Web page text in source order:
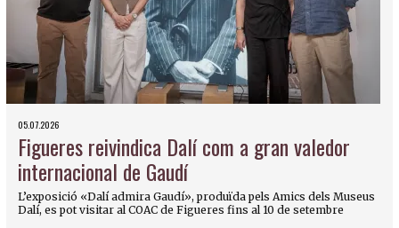
05.07.2026
Figueres reivindica Dalí com a gran valedor
internacional de Gaudí
L’exposició «Dalí admira Gaudí», produïda pels Amics dels Museus
Dalí, es pot visitar al COAC de Figueres fins al 10 de setembre